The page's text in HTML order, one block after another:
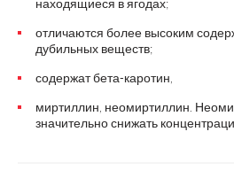
находящиеся в ягодах;
отличаются более высоким
дубильных веществ;
содержат бета-каротин,
миртиллин, неомиртиллин.
значительно снижать